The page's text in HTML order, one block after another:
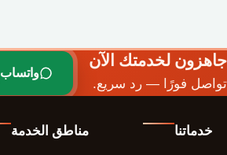
جاهزون لخدمتك الآن
تواصل فورًا — رد سريع.
واتساب
خدماتنا مناطق الخدمة